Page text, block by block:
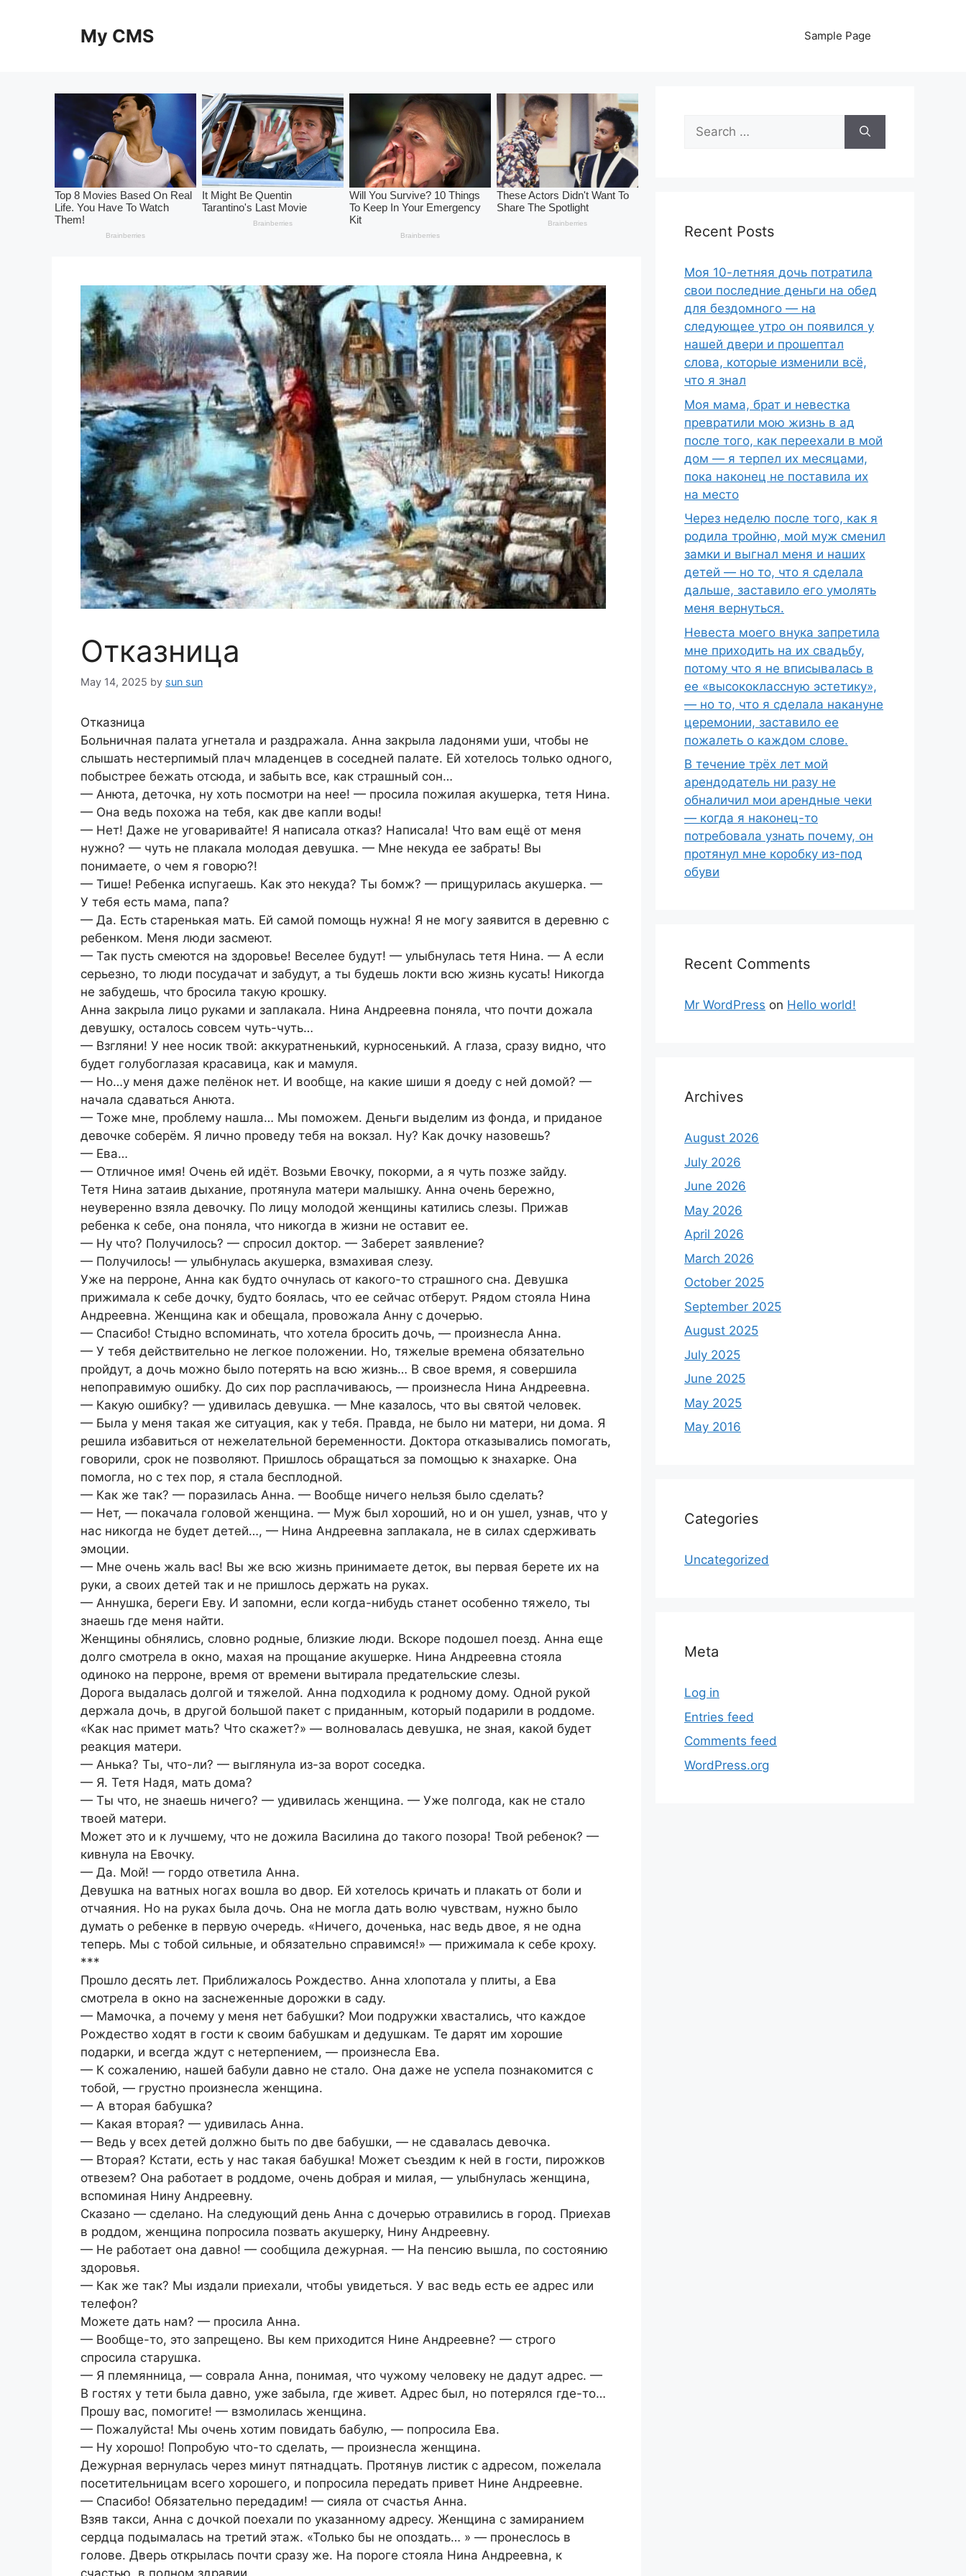
My CMS Sample Page
Отказница
May 14, 2025 by sun sun
Отказница
Больничная палата угнетала и раздражала. Анна закрыла ладонями уши, чтобы не
слышать нестерпимый плач младенцев в соседней палате. Ей хотелось только одного,
побыстрее бежать отсюда, и забыть все, как страшный сон…
— Анюта, деточка, ну хоть посмотри на нее! — просила пожилая акушерка, тетя Нина.
— Она ведь похожа на тебя, как две капли воды!
— Нет! Даже не уговаривайте! Я написала отказ? Написала! Что вам ещё от меня
нужно? — чуть не плакала молодая девушка. — Мне некуда ее забрать! Вы
понимаете, о чем я говорю?!
— Тише! Ребенка испугаешь. Как это некуда? Ты бомж? — прищурилась акушерка. —
У тебя есть мама, папа?
— Да. Есть старенькая мать. Ей самой помощь нужна! Я не могу заявится в деревню с
ребенком. Меня люди засмеют.
— Так пусть смеются на здоровье! Веселее будут! — улыбнулась тетя Нина. — А если
серьезно, то люди посудачат и забудут, а ты будешь локти всю жизнь кусать! Никогда
не забудешь, что бросила такую крошку.
Анна закрыла лицо руками и заплакала. Нина Андреевна поняла, что почти дожала
девушку, осталось совсем чуть-чуть…
— Взгляни! У нее носик твой: аккуратненький, курносенький. А глаза, сразу видно, что
будет голубоглазая красавица, как и мамуля.
— Но…у меня даже пелёнок нет. И вообще, на какие шиши я доеду с ней домой? —
начала сдаваться Анюта.
— Тоже мне, проблему нашла… Мы поможем. Деньги выделим из фонда, и приданое
девочке соберём. Я лично проведу тебя на вокзал. Ну? Как дочку назовешь?
— Ева…
— Отличное имя! Очень ей идёт. Возьми Евочку, покорми, а я чуть позже зайду.
Тетя Нина затаив дыхание, протянула матери малышку. Анна очень бережно,
неуверенно взяла девочку. По лицу молодой женщины катились слезы. Прижав
ребенка к себе, она поняла, что никогда в жизни не оставит ее.
— Ну что? Получилось? — спросил доктор. — Заберет заявление?
— Получилось! — улыбнулась акушерка, взмахивая слезу.
Уже на перроне, Анна как будто очнулась от какого-то страшного сна. Девушка
прижимала к себе дочку, будто боялась, что ее сейчас отберут. Рядом стояла Нина
Андреевна. Женщина как и обещала, провожала Анну с дочерью.
— Спасибо! Стыдно вспоминать, что хотела бросить дочь, — произнесла Анна.
— У тебя действительно не легкое положении. Но, тяжелые времена обязательно
пройдут, а дочь можно было потерять на всю жизнь… В свое время, я совершила
непоправимую ошибку. До сих пор расплачиваюсь, — произнесла Нина Андреевна.
— Какую ошибку? — удивилась девушка. — Мне казалось, что вы святой человек.
— Была у меня такая же ситуация, как у тебя. Правда, не было ни матери, ни дома. Я
решила избавиться от нежелательной беременности. Доктора отказывались помогать,
говорили, срок не позволяют. Пришлось обращаться за помощью к знахарке. Она
помогла, но с тех пор, я стала бесплодной.
— Как же так? — поразилась Анна. — Вообще ничего нельзя было сделать?
— Нет, — покачала головой женщина. — Муж был хороший, но и он ушел, узнав, что у
нас никогда не будет детей…, — Нина Андреевна заплакала, не в силах сдерживать
эмоции.
— Мне очень жаль вас! Вы же всю жизнь принимаете деток, вы первая берете их на
руки, а своих детей так и не пришлось держать на руках.
— Аннушка, береги Еву. И запомни, если когда-нибудь станет особенно тяжело, ты
знаешь где меня найти.
Женщины обнялись, словно родные, близкие люди. Вскоре подошел поезд. Анна еще
долго смотрела в окно, махая на прощание акушерке. Нина Андреевна стояла
одиноко на перроне, время от времени вытирала предательские слезы.
Дорога выдалась долгой и тяжелой. Анна подходила к родному дому. Одной рукой
держала дочь, в другой большой пакет с приданным, который подарили в роддоме.
«Как нас примет мать? Что скажет?» — волновалась девушка, не зная, какой будет
реакция матери.
— Анька? Ты, что-ли? — выглянула из-за ворот соседка.
— Я. Тетя Надя, мать дома?
— Ты что, не знаешь ничего? — удивилась женщина. — Уже полгода, как не стало
твоей матери.
Может это и к лучшему, что не дожила Василина до такого позора! Твой ребенок? —
кивнула на Евочку.
— Да. Мой! — гордо ответила Анна.
Девушка на ватных ногах вошла во двор. Ей хотелось кричать и плакать от боли и
отчаяния. Но на руках была дочь. Она не могла дать волю чувствам, нужно было
думать о ребенке в первую очередь. «Ничего, доченька, нас ведь двое, я не одна
теперь. Мы с тобой сильные, и обязательно справимся!» — прижимала к себе кроху.
***
Прошло десять лет. Приближалось Рождество. Анна хлопотала у плиты, а Ева
смотрела в окно на заснеженные дорожки в саду.
— Мамочка, а почему у меня нет бабушки? Мои подружки хвастались, что каждое
Рождество ходят в гости к своим бабушкам и дедушкам. Те дарят им хорошие
подарки, и всегда ждут с нетерпением, — произнесла Ева.
— К сожалению, нашей бабули давно не стало. Она даже не успела познакомится с
тобой, — грустно произнесла женщина.
— А вторая бабушка?
— Какая вторая? — удивилась Анна.
— Ведь у всех детей должно быть по две бабушки, — не сдавалась девочка.
— Вторая? Кстати, есть у нас такая бабушка! Может съездим к ней в гости, пирожков
отвезем? Она работает в роддоме, очень добрая и милая, — улыбнулась женщина,
вспоминая Нину Андреевну.
Сказано — сделано. На следующий день Анна с дочерью отравились в город. Приехав
в роддом, женщина попросила позвать акушерку, Нину Андреевну.
— Не работает она давно! — сообщила дежурная. — На пенсию вышла, по состоянию
здоровья.
— Как же так? Мы издали приехали, чтобы увидеться. У вас ведь есть ее адрес или
телефон?
Можете дать нам? — просила Анна.
— Вообще-то, это запрещено. Вы кем приходится Нине Андреевне? — строго
спросила старушка.
— Я племянница, — соврала Анна, понимая, что чужому человеку не дадут адрес. —
В гостях у тети была давно, уже забыла, где живет. Адрес был, но потерялся где-то…
Прошу вас, помогите! — взмолилась женщина.
— Пожалуйста! Мы очень хотим повидать бабулю, — попросила Ева.
— Ну хорошо! Попробую что-то сделать, — произнесла женщина.
Дежурная вернулась через минут пятнадцать. Протянув листик с адресом, пожелала
посетительницам всего хорошего, и попросила передать привет Нине Андреевне.
— Спасибо! Обязательно передадим! — сияла от счастья Анна.
Взяв такси, Анна с дочкой поехали по указанному адресу. Женщина с замиранием
сердца подымалась на третий этаж. «Только бы не опоздать… » — пронеслось в
голове. Дверь открылась почти сразу же. На пороге стояла Нина Андреевна, к
Search
for:
Recent Posts
Моя 10-летняя дочь потратила
свои последние деньги на обед
для бездомного — на
следующее утро он появился у
нашей двери и прошептал
слова, которые изменили всё,
что я знал
Моя мама, брат и невестка
превратили мою жизнь в ад
после того, как переехали в мой
дом — я терпел их месяцами,
пока наконец не поставила их
на место
Через неделю после того, как я
родила тройню, мой муж сменил
замки и выгнал меня и наших
детей — но то, что я сделала
дальше, заставило его умолять
меня вернуться.
Невеста моего внука запретила
мне приходить на их свадьбу,
потому что я не вписывалась в
ее «высококлассную эстетику»,
— но то, что я сделала накануне
церемонии, заставило ее
пожалеть о каждом слове.
В течение трёх лет мой
арендодатель ни разу не
обналичил мои арендные чеки
— когда я наконец-то
потребовала узнать почему, он
протянул мне коробку из-под
обуви
Recent Comments
Mr WordPress on Hello world!
Archives
August 2026
July 2026
June 2026
May 2026
April 2026
March 2026
October 2025
September 2025
August 2025
July 2025
June 2025
May 2025
May 2016
Categories
Uncategorized
Meta
Log in
Entries feed
Comments feed
WordPress.org